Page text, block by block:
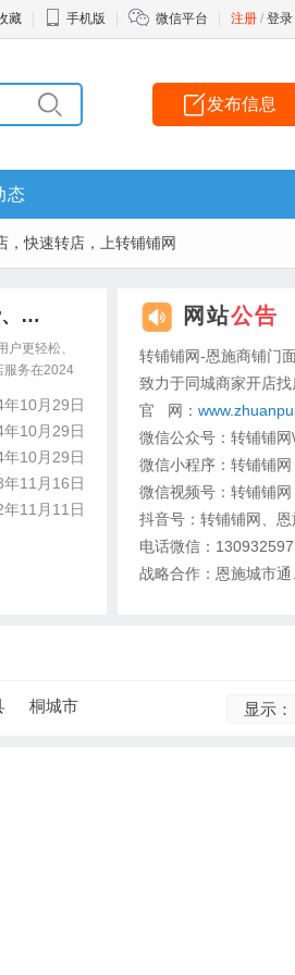
注册 / 登录
藏 手机版 微信平台
发布信息
态
，快速转店，上转铺铺网
、…
更轻松、
服务在2024
年10月29日
年10月29日
年10月29日
年11月16日
年11月11日
网站公告
转铺铺网-恩施商铺门
致力于同城商家开店找
官 网：
微信公众号：转铺铺
微信小程序：转铺铺网
微信视频号：转铺铺网
抖音号：转铺铺网、
电话微信：
战略合作：恩施城市
桐城市 显示：